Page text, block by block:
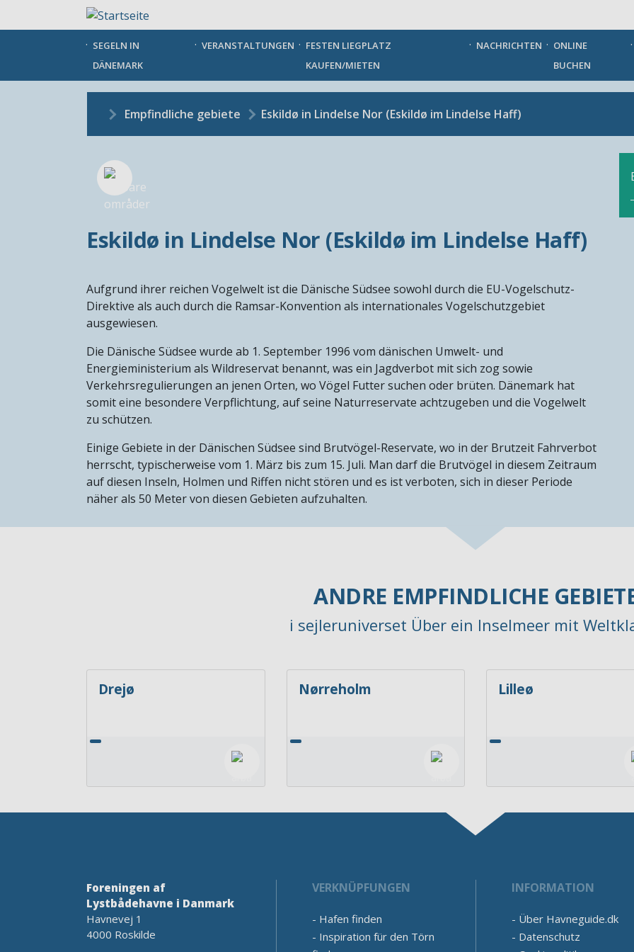
SEGELN IN
DÄNEMARK
VERANSTALTUNGEN
FESTEN LIEGPLATZ
KAUFEN/MIETEN
NACHRICHTEN
ONLINE
BUCHEN
Empfindliche gebiete Eskildø in Lindelse Nor (Eskildø im Lindelse Haff)
Eskildø in Lindelse Nor (Eskildø im Lindelse Haff)
Aufgrund ihrer reichen Vogelwelt ist die Dänische Südsee sowohl durch die EU-Vogelschutz-
Direktive als auch durch die Ramsar-Konvention als internationales Vogelschutzgebiet
ausgewiesen.
Die Dänische Südsee wurde ab 1. September 1996 vom dänischen Umwelt- und
Energieministerium als Wildreservat benannt, was ein Jagdverbot mit sich zog sowie
Verkehrsregulierungen an jenen Orten, wo Vögel Futter suchen oder brüten. Dänemark hat
somit eine besondere Verpflichtung, auf seine Naturreservate achtzugeben und die Vogelwelt
zu schützen.
Einige Gebiete in der Dänischen Südsee sind Brutvögel-Reservate, wo in der Brutzeit Fahrverbot
herrscht, typischerweise vom 1. März bis zum 15. Juli. Man darf die Brutvögel in diesem Zeitraum
auf diesen Inseln, Holmen und Riffen nicht stören und es ist verboten, sich in dieser Periode
näher als 50 Meter von diesen Gebieten aufzuhalten.
ANDRE EMPFINDLICHE
i sejleruniverset Über ein Inselmeer mit
Drejø Nørreholm Lilleø
Foreningen af
Lystbådehavne i Danmark
Havnevej 1
4000 Roskilde
VERKNÜPFUNGEN
Hafen finden
Inspiration für den Törn
INFORMATION
Über Havneguide.dk
Datenschutz